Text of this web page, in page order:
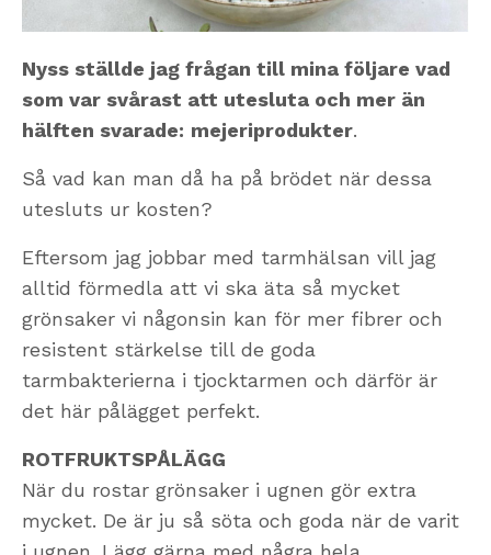
Nyss ställde jag frågan till mina följare vad
som var svårast att utesluta och mer än
hälften svarade: mejeriprodukter.
Så vad kan man då ha på brödet när dessa
utesluts ur kosten?
Eftersom jag jobbar med tarmhälsan vill jag
alltid förmedla att vi ska äta så mycket
grönsaker vi någonsin kan för mer fibrer och
resistent stärkelse till de goda
tarmbakterierna i tjocktarmen och därför är
det här pålägget perfekt.
ROTFRUKTSPÅLÄGG
När du rostar grönsaker i ugnen gör extra
mycket. De är ju så söta och goda när de varit